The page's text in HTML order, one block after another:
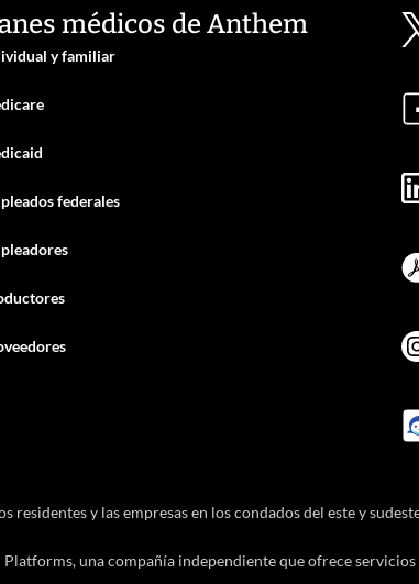
médicos de Anthem
y familiar
federales
y las empresas en los condados del este y
una compañía independiente que ofrece